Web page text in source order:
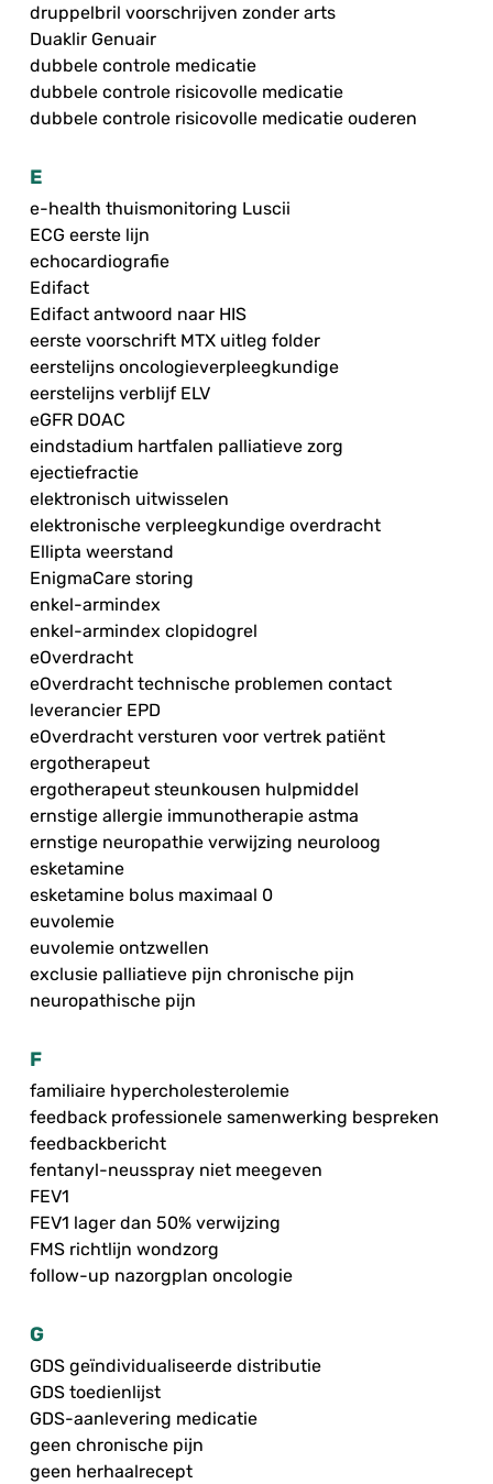
druppelbril voorschrijven zonder arts
Duaklir Genuair
dubbele controle medicatie
dubbele controle risicovolle medicatie
dubbele controle risicovolle medicatie ouderen
E
e-health thuismonitoring Luscii
ECG eerste lijn
echocardiografie
Edifact
Edifact antwoord naar HIS
eerste voorschrift MTX uitleg folder
eerstelijns oncologieverpleegkundige
eerstelijns verblijf ELV
eGFR DOAC
eindstadium hartfalen palliatieve zorg
ejectiefractie
elektronisch uitwisselen
elektronische verpleegkundige overdracht
Ellipta weerstand
EnigmaCare storing
enkel-armindex
enkel-armindex clopidogrel
eOverdracht
eOverdracht technische problemen contact
leverancier EPD
eOverdracht versturen voor vertrek patiënt
ergotherapeut
ergotherapeut steunkousen hulpmiddel
ernstige allergie immunotherapie astma
ernstige neuropathie verwijzing neuroloog
esketamine
esketamine bolus maximaal 0
euvolemie
euvolemie ontzwellen
exclusie palliatieve pijn chronische pijn
neuropathische pijn
F
familiaire hypercholesterolemie
feedback professionele samenwerking bespreken
feedbackbericht
fentanyl-neusspray niet meegeven
FEV1
FEV1 lager dan 50% verwijzing
FMS richtlijn wondzorg
follow-up nazorgplan oncologie
G
GDS geïndividualiseerde distributie
GDS toedienlijst
GDS-aanlevering medicatie
geen chronische pijn
geen herhaalrecept